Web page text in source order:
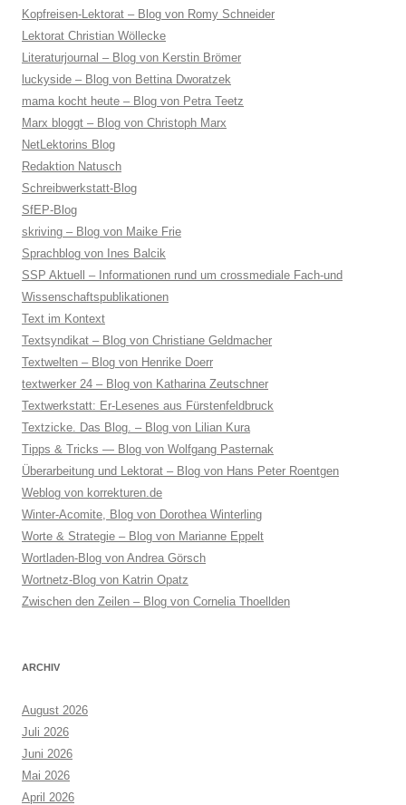
Kopfreisen-Lektorat – Blog von Romy Schneider
Lektorat Christian Wöllecke
Literaturjournal – Blog von Kerstin Brömer
luckyside – Blog von Bettina Dworatzek
mama kocht heute – Blog von Petra Teetz
Marx bloggt – Blog von Christoph Marx
NetLektorins Blog
Redaktion Natusch
Schreibwerkstatt-Blog
SfEP-Blog
skriving – Blog von Maike Frie
Sprachblog von Ines Balcik
SSP Aktuell – Informationen rund um crossmediale Fach-und
Wissenschaftspublikationen
Text im Kontext
Textsyndikat – Blog von Christiane Geldmacher
Textwelten – Blog von Henrike Doerr
textwerker 24 – Blog von Katharina Zeutschner
Textwerkstatt: Er-Lesenes aus Fürstenfeldbruck
Textzicke. Das Blog. – Blog von Lilian Kura
Tipps & Tricks — Blog von Wolfgang Pasternak
Überarbeitung und Lektorat – Blog von Hans Peter Roentgen
Weblog von korrekturen.de
Winter-Acomite, Blog von Dorothea Winterling
Worte & Strategie – Blog von Marianne Eppelt
Wortladen-Blog von Andrea Görsch
Wortnetz-Blog von Katrin Opatz
Zwischen den Zeilen – Blog von Cornelia Thoellden
ARCHIV
August 2026
Juli 2026
Juni 2026
Mai 2026
April 2026